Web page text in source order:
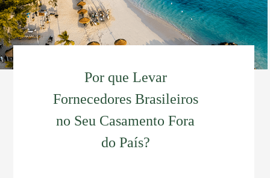
Por que Levar
Fornecedores Brasileiros
no Seu Casamento Fora
do País?